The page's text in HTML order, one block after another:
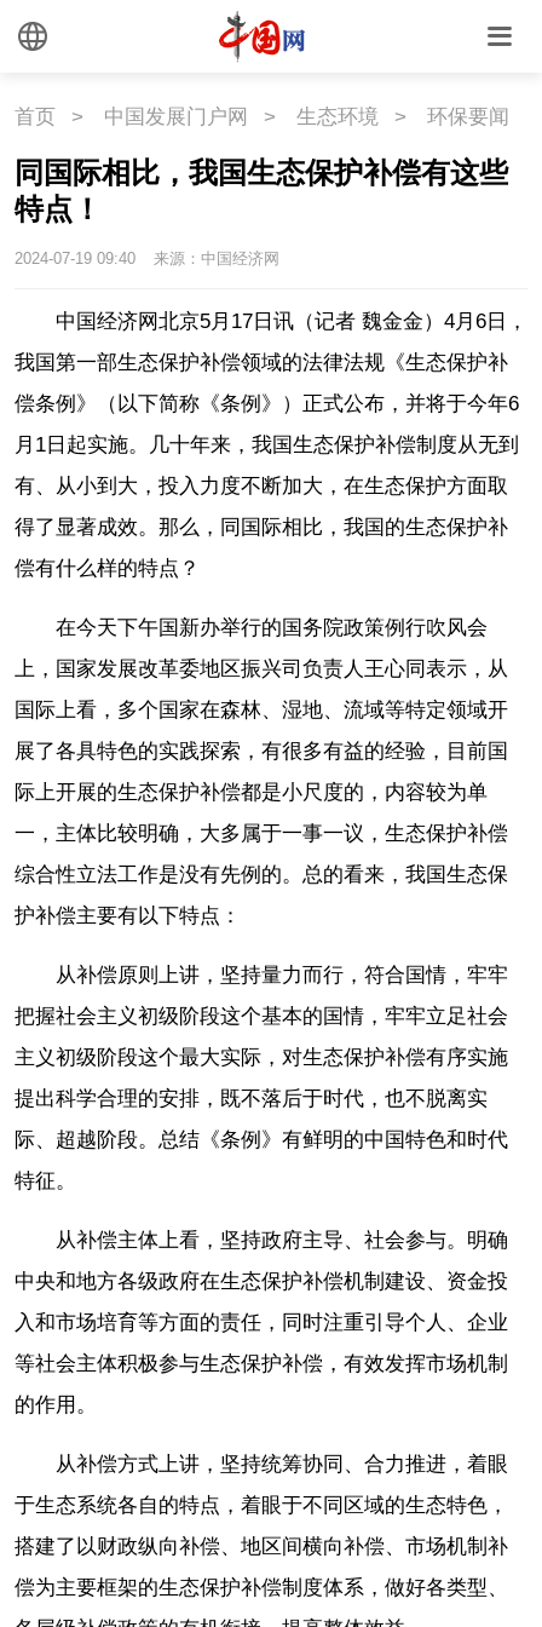
首页 > 中国发展门户网 > 生态环境 > 环保要闻
同国际相比，我国生态保护补偿有这些
特点！
2024-07-19 09:40 来源：中国经济网
中国经济网北京5月17日讯（记者 魏金金）4月6日，
我国第一部生态保护补偿领域的法律法规《生态保护补
偿条例》（以下简称《条例》）正式公布，并将于今年6
月1日起实施。几十年来，我国生态保护补偿制度从无到
有、从小到大，投入力度不断加大，在生态保护方面取
得了显著成效。那么，同国际相比，我国的生态保护补
偿有什么样的特点？
在今天下午国新办举行的国务院政策例行吹风会
上，国家发展改革委地区振兴司负责人王心同表示，从
国际上看，多个国家在森林、湿地、流域等特定领域开
展了各具特色的实践探索，有很多有益的经验，目前国
际上开展的生态保护补偿都是小尺度的，内容较为单
一，主体比较明确，大多属于一事一议，生态保护补偿
综合性立法工作是没有先例的。总的看来，我国生态保
护补偿主要有以下特点：
从补偿原则上讲，坚持量力而行，符合国情，牢牢
把握社会主义初级阶段这个基本的国情，牢牢立足社会
主义初级阶段这个最大实际，对生态保护补偿有序实施
提出科学合理的安排，既不落后于时代，也不脱离实
际、超越阶段。总结《条例》有鲜明的中国特色和时代
特征。
从补偿主体上看，坚持政府主导、社会参与。明确
中央和地方各级政府在生态保护补偿机制建设、资金投
入和市场培育等方面的责任，同时注重引导个人、企业
等社会主体积极参与生态保护补偿，有效发挥市场机制
的作用。
从补偿方式上讲，坚持统筹协同、合力推进，着眼
于生态系统各自的特点，着眼于不同区域的生态特色，
搭建了以财政纵向补偿、地区间横向补偿、市场机制补
偿为主要框架的生态保护补偿制度体系，做好各类型、